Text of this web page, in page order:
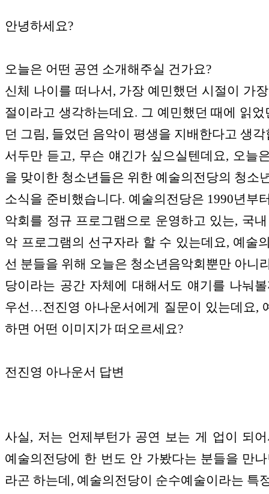
안녕하세요?
오늘은 어떤 공연 소개해주실 건가요?
신체 나이를 떠나서, 가장 예민했던 시절이 가
절이라고 생각하는데요. 그 예민했던 때에 읽었
던 그림, 들었던 음악이 평생을 지배한다고 생각
서두만 듣고, 무슨 얘긴가 싶으실텐데요, 오늘
을 맞이한 청소년들은 위한 예술의전당의 청소
소식을 준비했습니다. 예술의전당은 1990년부
악회를 정규 프로그램으로 운영하고 있는, 국
악 프로그램의 선구자라 할 수 있는데요, 예술
선 분들을 위해 오늘은 청소년음악회뿐만 아니
당이라는 공간 자체에 대해서도 얘기를 나눠
우선…전진영 아나운서에게 질문이 있는데요,
하면 어떤 이미지가 떠오르세요?
전진영 아나운서 답변
사실, 저는 언제부턴가 공연 보는 게 업이 되
예술의전당에 한 번도 안 가봤다는 분들을 만
라곤 하는데, 예술의전당이 순수예술이라는 특